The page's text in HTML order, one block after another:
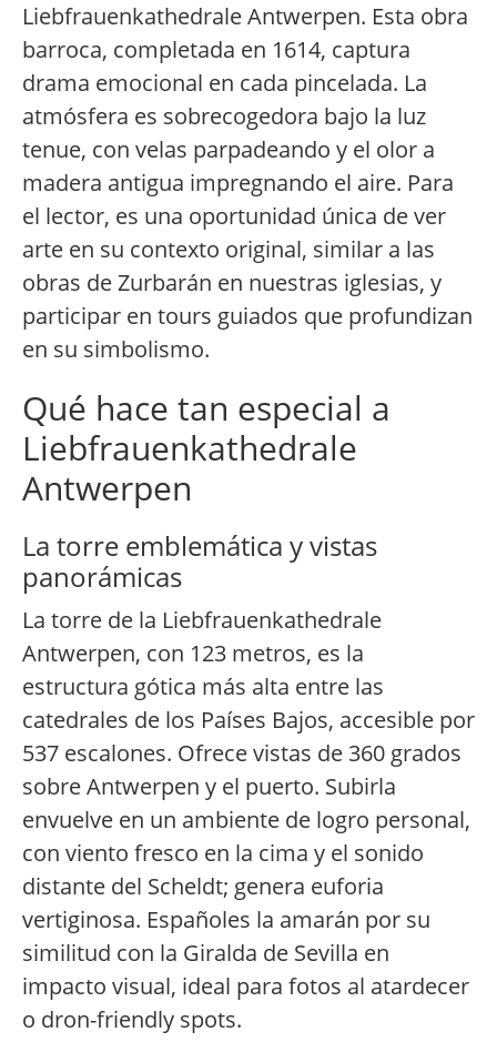
Liebfrauenkathedrale Antwerpen. Esta obra
barroca, completada en 1614, captura
drama emocional en cada pincelada. La
atmósfera es sobrecogedora bajo la luz
tenue, con velas parpadeando y el olor a
madera antigua impregnando el aire. Para
el lector, es una oportunidad única de ver
arte en su contexto original, similar a las
obras de Zurbarán en nuestras iglesias, y
participar en tours guiados que profundizan
en su simbolismo.
Qué hace tan especial a
Liebfrauenkathedrale
Antwerpen
La torre emblemática y vistas
panorámicas
La torre de la Liebfrauenkathedrale
Antwerpen, con 123 metros, es la
estructura gótica más alta entre las
catedrales de los Países Bajos, accesible por
537 escalones. Ofrece vistas de 360 grados
sobre Antwerpen y el puerto. Subirla
envuelve en un ambiente de logro personal,
con viento fresco en la cima y el sonido
distante del Scheldt; genera euforia
vertiginosa. Españoles la amarán por su
similitud con la Giralda de Sevilla en
impacto visual, ideal para fotos al atardecer
o dron-friendly spots.